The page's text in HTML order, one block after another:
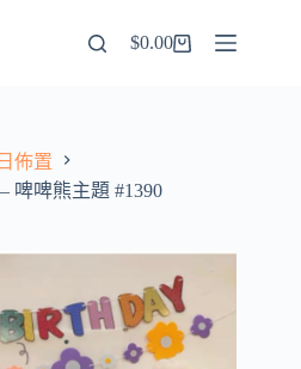
$0.00
佈置
啤啤熊主題 #1390